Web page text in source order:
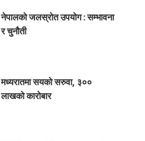
नेपालको जलस्रोत उपयोग : सम्भावना
र चुनौती
मध्यरातमा सयको सरुवा, ३००
लाखको कारोबार